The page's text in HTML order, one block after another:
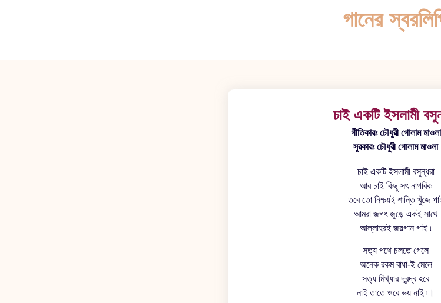
গানের
চাই একটি ইসলামী
গীতিকারঃ চৌধুরী গোলাম মাওলা
সুরকারঃ চৌধুরী গোলাম মাওলা
চাই একটি ইসলামী বসুন্ধরা
আর চাই কিছু সৎ নাগরিক
তবে তো নিশ্চয়ই শান্তি খুঁজে
আমরা জগৎ জুড়ে একই সাথে
আল্লাহরই জয়গান গাই ৷
সত্য পথে চলতে গেলে
অনেক রকম বাধা-ই মেলে
সত্য মিথ্যার দ্বন্দ্ব হবে
নাই তাতে ওরে ভয় নাই ৷।